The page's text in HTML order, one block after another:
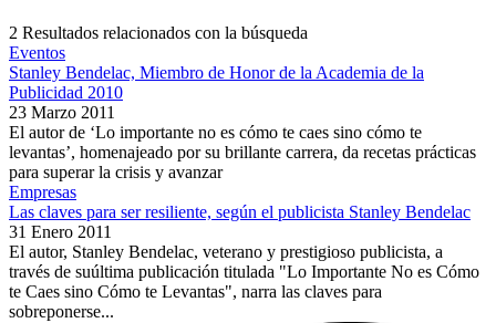
2 Resultados relacionados con la búsqueda
Eventos
Stanley Bendelac, Miembro de Honor de la Academia de la
Publicidad 2010
23 Marzo 2011
El autor de ‘Lo importante no es cómo te caes sino cómo te
levantas’, homenajeado por su brillante carrera, da recetas prácticas
para superar la crisis y avanzar
Empresas
Las claves para ser resiliente, según el publicista Stanley Bendelac
31 Enero 2011
El autor, Stanley Bendelac, veterano y prestigioso publicista, a
través de suúltima publicación titulada "Lo Importante No es Cómo
te Caes sino Cómo te Levantas", narra las claves para
sobreponerse...